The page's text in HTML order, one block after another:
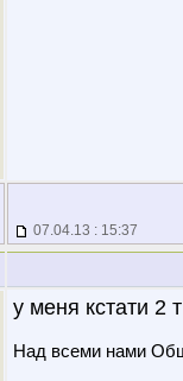
07.04.13 : 15:37
у меня кстати 2
Над всеми нами